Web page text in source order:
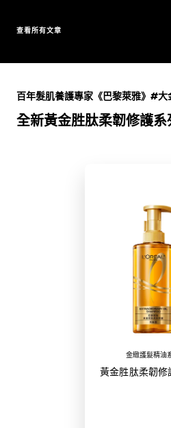
查看所有文章
全新黃金胜肽柔韌修護系
百年髮肌養護專家《巴黎萊雅》#大
金緻護髮精油
黃金胜肽柔韌修